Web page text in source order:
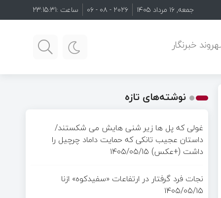
جمعه, ۱۶ مرداد ۱۴۰۵ ۲۰۲۶ - ۰۸ - ۰۶ ساعت :23:15:33
خبرنگار
نوشته‌های تازه
غولی که پل ها زیر شنی هایش می شکستند/
داستان عجیب تانکی که حمایت داماد چرچیل را
داشت (+عکس) ۱۴۰۵/۰۵/۱۵
نجات فرد گرفتار در ارتفاعات «سفیدکوه» ازنا
۱۴۰۵/۰۵/۱۵